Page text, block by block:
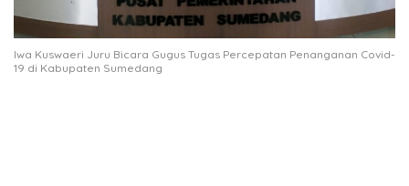
Iwa Kuswaeri Juru Bicara Gugus Tugas Percepatan Penanganan Covid-
19 di Kabupaten Sumedang